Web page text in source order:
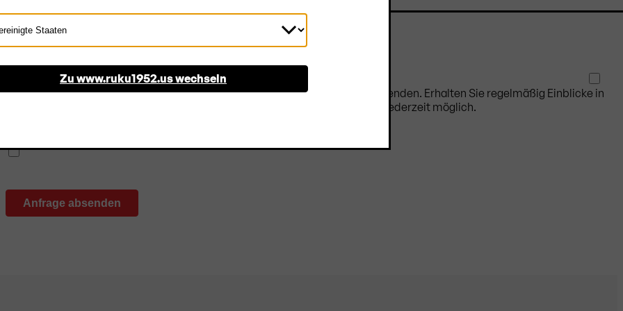
Zum Newsletter anmelden
Abonnieren Sie unseren Newsletter und bleiben Sie immer auf dem Laufenden. Erhalten Sie regelmäßig Einblicke in
die Welt von RUKU1952® sowie exklusive Angebote. Eine Abmeldung ist jederzeit möglich.
Anfrage absenden
Zu www.ruku1952.us wechseln